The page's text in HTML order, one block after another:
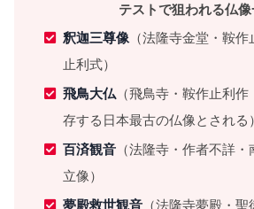
テストで狙われる仏
釈迦三尊像 （法隆寺金堂・鞍作
止利式）
飛鳥大仏（飛鳥寺・鞍作止利作
存する日本最古の仏像とされる）
百済観音（法隆寺・作者不詳・
立像）
夢殿救世観音（法隆寺夢殿・聖